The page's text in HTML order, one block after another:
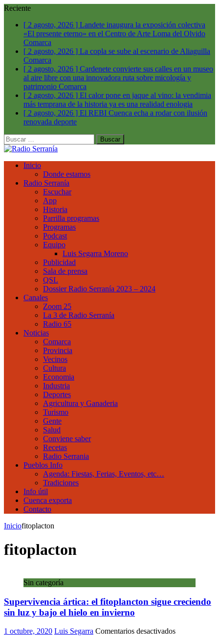
Reciente
[ 2 agosto, 2026 ] Landete inaugura la exposición colectiva
«El presente eterno» en el Centro de Arte Loma del Olvido
Comarca
[ 2 agosto, 2026 ] La copla se sube al escenario de Aliaguilla
Comarca
[ 2 agosto, 2026 ] Cardenete convierte sus calles en un museo
al aire libre con una innovadora ruta sobre micología y
patrimonio Comarca
[ 2 agosto, 2026 ] El calor pone en jaque al vino: la vendimia
más temprana de la historia ya es una realidad enologia
[ 2 agosto, 2026 ] El REBI Cuenca echa a rodar con ilusión
renovada deporte
Buscar:
Inicio
Donde estamos
Radio Serranía
Escuchar
App
Historia
Parrilla programas
Programas
Podcast
Equipo
Luis Segarra Moreno
Publicidad
Sala de prensa
QSL
Dossier Radio Serranía 2023 – 2024
Canales
Zoom 25
La 3 de Radio Serranía
Radio 65
Noticias
Comarca
Provincia
Vecinos
Cultura
Economia
Industria
Deportes
Agricultura y Ganaderia
Turismo
Gente
Salud
Conviene saber
Recetas
Radio Serrania
Pueblos Info
Agenda: Fiestas, Ferias, Eventos, etc…
Tradiciones
Info útil
Cuenca exporta
Contacto
Iniciofitoplacton
fitoplacton
Sin categoría
Supervivencia ártica: el fitoplancton sigue creciendo
sin luz y bajo el hielo en invierno
1 octubre, 2020 Luis Segarra Comentarios desactivadosen